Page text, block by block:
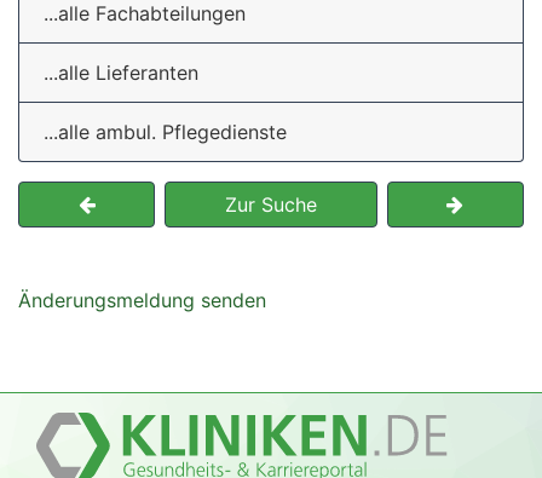
...alle Fachabteilungen
...alle Lieferanten
...alle ambul. Pflegedienste
Zur Suche
Änderungsmeldung senden